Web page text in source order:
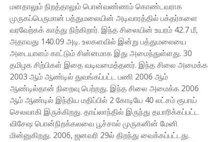
மனதாலும் நிறத்தாலும் பொன்வண்ணம் கொண்டவராக
முருகப்பெருமான் பத்துமலையின் அடிவாரத்தில் பக்தர்களை
வரவேற்கக் காத்து நிற்கிறார். இந்த சிலையின் உயரம் 42.7 மீ,
அதாவது 140.09 அடி. உலகளவில் இன்று பத்துமலையை
அடையாளம் காட்டும் சின்னமாக இது அமைந்துள்ளது. 30
தமிழக சிற்பிகள் இதை வடிவமைத்தனர். இந்த சிலை அமைக்க
2003 ஆம் ஆண்டில் துவங்கப்பட்ட பணி 2006 ஆம்
ஆண்டில்தான் நிறைவு பெற்றது. இந்த சிலை அமைக்க 2006
ஆம் ஆண்டில் இந்திய மதிப்பில் 2 கோடியே 40 லட்சம் ரூபாய்
செலவாகி இருக்கிறது. தாய்லாந்தில் இருந்து தயாரிக்கப்பட்ட
விசேஷ பொன்நிறக்கலவை பூச்சால் முருகனின் மேனி
மின்னுகிறது. 2006, ஜனவரி 29ல் திறந்து வைக்கப்பட்டது.